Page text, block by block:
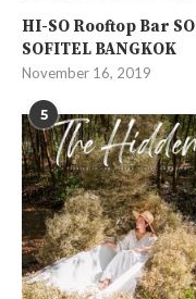
HI-SO Rooftop Bar SO
SOFITEL BANGKOK
November 16, 2019
5